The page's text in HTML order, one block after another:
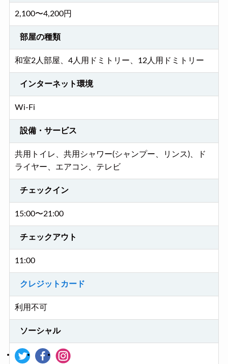
2,100〜4,200円
部屋の種類
和室2人部屋、4人用ドミトリー、12人用ドミトリー
インターネット環境
Wi-Fi
設備・サービス
共用トイレ、共用シャワー(シャンプー、リンス)、ド
ライヤー、エアコン、テレビ
チェックイン
15:00〜21:00
チェックアウト
11:00
クレジットカード
利用不可
ソーシャル